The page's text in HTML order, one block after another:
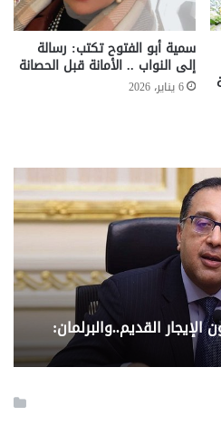
سمية أبو الفتوح تكتب: رسالة
إلى النواب .. الأمانة قبل الحصانة
6 يناير، 2026
القديم..والبرلمان:
..
من